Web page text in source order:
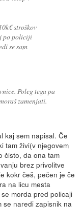
stroškov
po policiji
se sam
Poleg tega pa
zamenjati.
kaj sem napisal. Če
tam živi(v njegovem
čisto, da ona tam
brez privolitve
kokr češ, pečen je če
na licu mesta
morda pred policaji
se naredi zapisnik na